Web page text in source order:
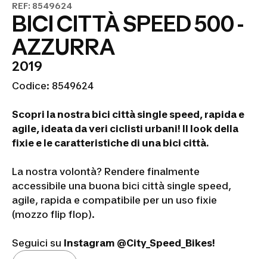
REF: 8549624
BICI CITTÀ SPEED 500 -
AZZURRA
2019
Codice: 8549624
Scopri la nostra bici città single speed, rapida e
agile, ideata da veri ciclisti urbani! Il look della
fixie e le caratteristiche di una bici città.
La nostra volontà? Rendere finalmente
accessibile una buona bici città single speed,
agile, rapida e compatibile per un uso fixie
(mozzo flip flop).
Seguici su Instagram @City_Speed_Bikes!